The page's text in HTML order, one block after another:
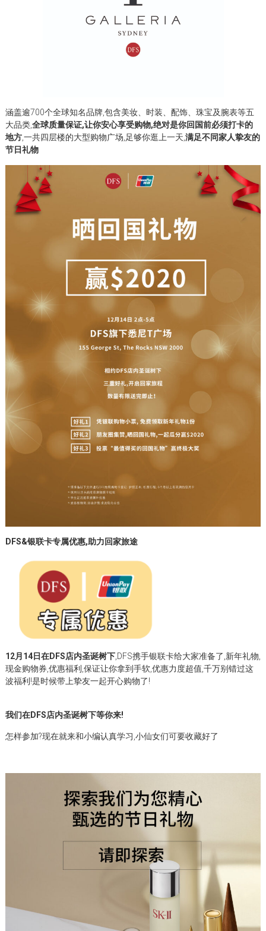
涵盖逾700个全球知名品牌,包含美妆、时装、配饰、珠宝及腕表等五
大品类,全球质量保证,让你安心享受购物,绝对是你回国前必须打卡的
地方,一共四层楼的大型购物广场,足够你逛上一天, 满足不同家人挚友的
节日礼物
DFS&银联卡专属优惠,助力回家旅途
12月14日在DFS店内圣诞树下,DFS携手银联卡给大家准备了,新年礼物,
现金购物券,优惠福利, 保证让你拿到手软,优惠力度超值, 千万别错过这
波福利!是时候带上挚友一起开心购物了!
我们在DFS店内圣诞树下等你来!
怎样参加?现在就来和小编认真学习,小仙女们可要收藏好了